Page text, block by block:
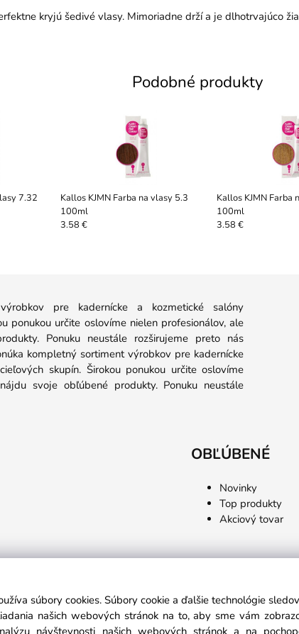
kryjú šedivé vlasy. Mimoriadne drží a je dlhotrvajúco
Podobné produkty
7.32
Kallos KJMN Farba na vlasy 5.3
100ml
3.58 €
Kallos KJMN Farba
100ml
3.58 €
pre kadernícke a kozmetické salóny
ponukou určite oslovíme nielen profesionálov, ale
Ponuku neustále rozširujeme preto nás
kompletný sortiment výrobkov pre kadernícke
skupín. Širokou ponukou určite oslovíme
svoje obľúbené produkty. Ponuku neustále
OBĽÚBENÉ
Novinky
Top produkty
Akciový tovar
súbory cookies. Súbory cookie a ďalšie technológie
našich webových stránok na to, aby sme vám